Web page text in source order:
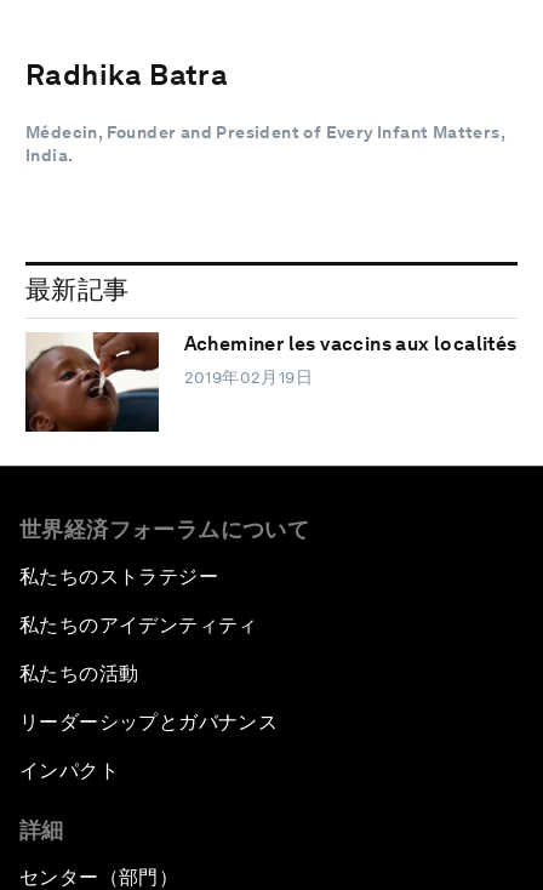
Radhika Batra
Médecin, Founder and President of Every Infant Matters,
India.
最新記事
Acheminer les vaccins aux localités
2019年02月19日
世界経済フォーラムについて
私たちのストラテジー
私たちのアイデンティティ
私たちの活動
リーダーシップとガバナンス
インパクト
詳細
センター（部門）